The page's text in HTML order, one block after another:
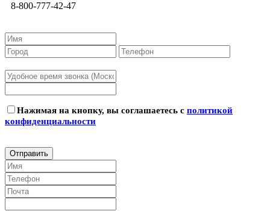
8-800-777-42-47
Нажимая на кнопку, вы соглашаетесь с политикой
конфиденциальности